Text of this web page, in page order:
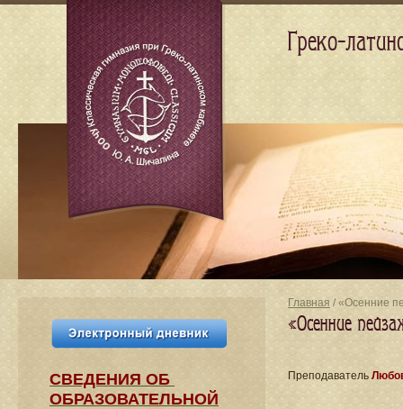
Главная / «Осенние
«Осенние
Преподаватель
СВЕДЕНИЯ​ ОБ
ОБРАЗОВАТЕЛЬНОЙ
Греко-